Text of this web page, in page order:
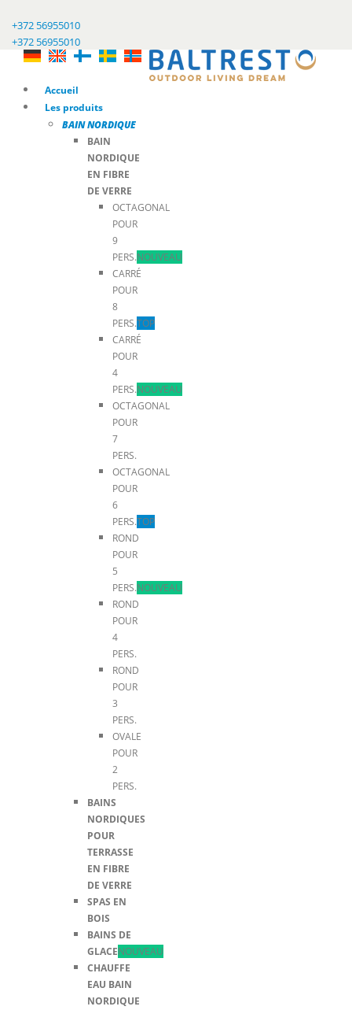
+372 56955010
+372 56955010
Accueil
Les produits
BAIN NORDIQUE
BAIN
NORDIQUE
EN FIBRE
DE VERRE
OCTAGONAL
POUR
9
PERS.NOUVEAU
CARRÉ
POUR
8
PERS.TOP
CARRÉ
POUR
4
PERS.NOUVEAU
OCTAGONAL
POUR
7
PERS.
OCTAGONAL
POUR
6
PERS.TOP
ROND
POUR
5
PERS.NOUVEAU
ROND
POUR
4
PERS.
ROND
POUR
3
PERS.
OVALE
POUR
2
PERS.
BAINS
NORDIQUES
POUR
TERRASSE
EN FIBRE
DE VERRE
SPAS EN
BOIS
BAINS DE
GLACENOUVEAU
CHAUFFE
EAU BAIN
NORDIQUE